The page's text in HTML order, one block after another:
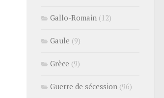
Gallo-Romain (12)
Gaule (9)
Grèce (9)
Guerre de sécession (96)